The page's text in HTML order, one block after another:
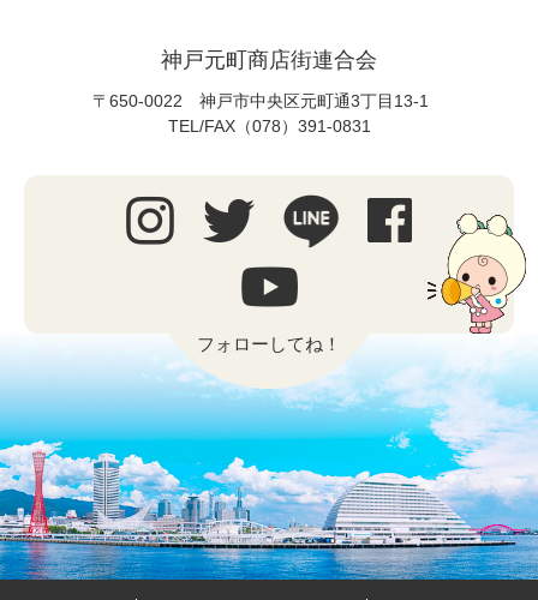
神戸元町商店街連合会
〒650-0022 神戸市中央区元町通3丁目13-1
TEL/FAX（078）391-0831
フォローしてね！